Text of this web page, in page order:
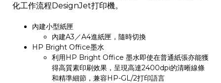
化工作流程DesignJet打印機。
內建小型紙匣
內建A3／A4進紙匣，隨時切換
HP Bright Office墨水
利用HP Bright Office 墨水即使在普通紙張亦能獲
得高質素印刷效果，呈現高達2400dpi的清晰線條
和精準細節，兼容HP-GL/2打印語言